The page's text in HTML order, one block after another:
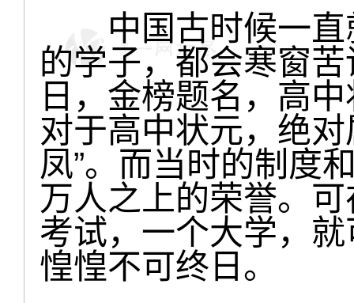
中国古时候一直
的学子，都会寒窗
日，金榜题名，高
对于高中状元，绝
凤”。而当时的制度
万人之上的荣誉。
考试，一个大学，
惶惶不可终日。